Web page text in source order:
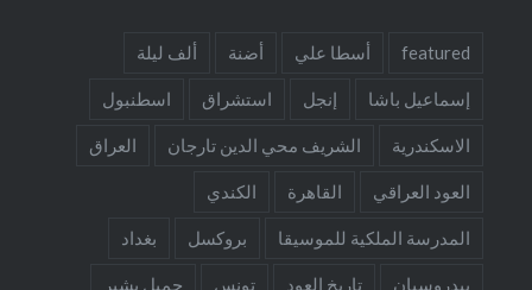
featured أسطا علي أضنة ألف ليلة
إسماعيل باشا إنجل استشراق اسطنبول
الاسكندرية الشريف محي الدين تارجان العراق
العود العراقي القاهرة الكندي
المدرسة الملكية للموسيقا بروكسل بغداد
بيدروسيان تاريخ العود تونس جميل بشير